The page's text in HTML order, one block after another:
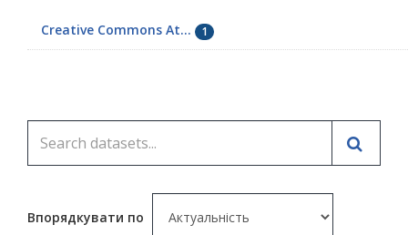
Creative Commons At... 1
Впорядкувати по